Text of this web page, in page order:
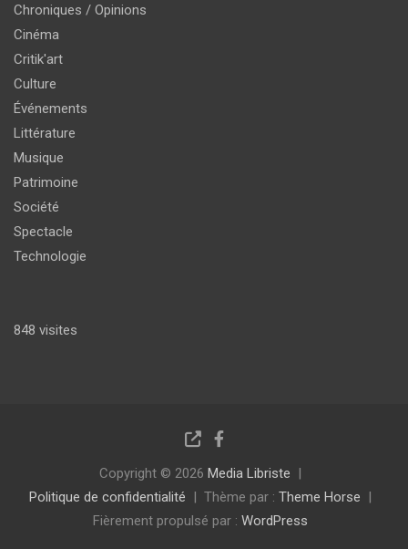
Chroniques / Opinions
Cinéma
Critik'art
Culture
Événements
Littérature
Musique
Patrimoine
Société
Spectacle
Technologie
848 visites
Copyright © 2026 Media Libriste
Politique de confidentialité
Thème par : Theme Horse
Fièrement propulsé par : WordPress